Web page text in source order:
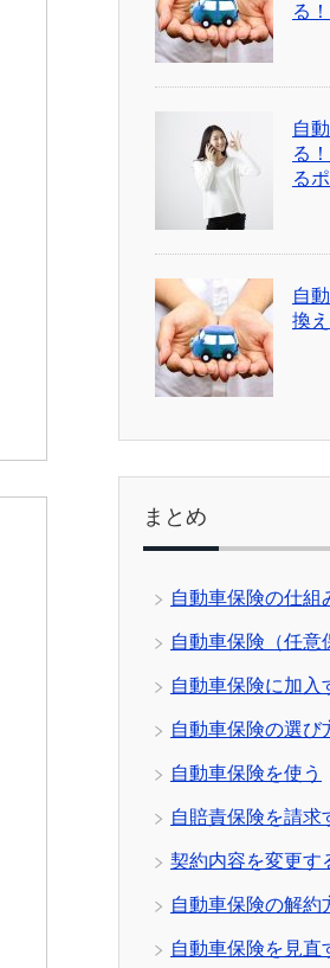
る！
自
る
る
自
換
まとめ
自動車保険の仕組
自動車保険（任意
自動車保険に加入
自動車保険の選び
自動車保険を使う
自賠責保険を請求
契約内容を変更す
自動車保険の解約
自動車保険を見直